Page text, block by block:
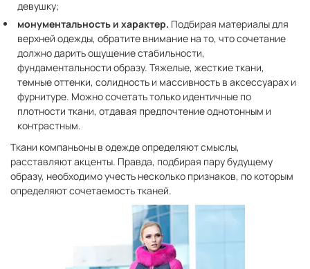
девушку;
монументальность и характер. Подбирая материалы для
верхней одежды, обратите внимание на то, что сочетание
должно дарить ощущение стабильности,
фундаментальности образу. Тяжелые, жесткие ткани,
темные оттенки, солидность и массивность в аксессуарах и
фурнитуре. Можно сочетать только идентичные по
плотности ткани, отдавая предпочтение однотонным и
контрастным.
Ткани компаньоны в одежде определяют смыслы,
расставляют акценты. Правда, подбирая пару будущему
образу, необходимо учесть несколько признаков, по которым
определяют сочетаемость тканей.